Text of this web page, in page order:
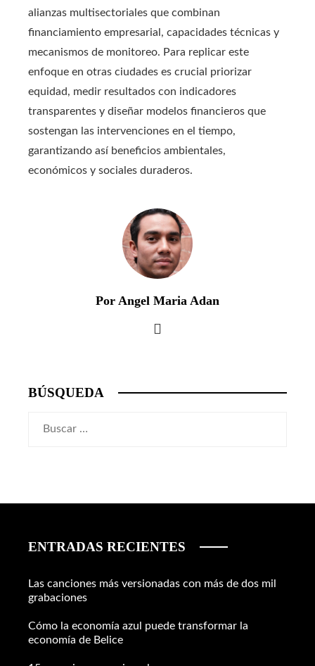
alianzas multisectoriales que combinan
financiamiento empresarial, capacidades técnicas y
mecanismos de monitoreo. Para replicar este
enfoque en otras ciudades es crucial priorizar
equidad, medir resultados con indicadores
transparentes y diseñar modelos financieros que
sostengan las intervenciones en el tiempo,
garantizando así beneficios ambientales,
económicos y sociales duraderos.
Por Angel Maria Adan
BÚSQUEDA
ENTRADAS RECIENTES
Las canciones más versionadas con más de dos mil
grabaciones
Cómo la economía azul puede transformar la
economía de Belice